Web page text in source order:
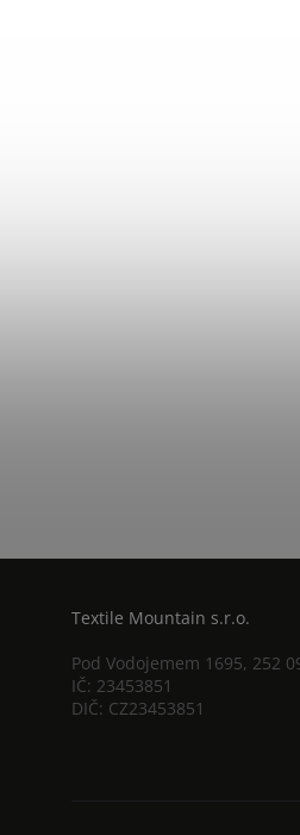
Textile Mountain s.r.o.
Pod Vodojemem 1695, 252
IČ: 23453851
DIČ: CZ23453851